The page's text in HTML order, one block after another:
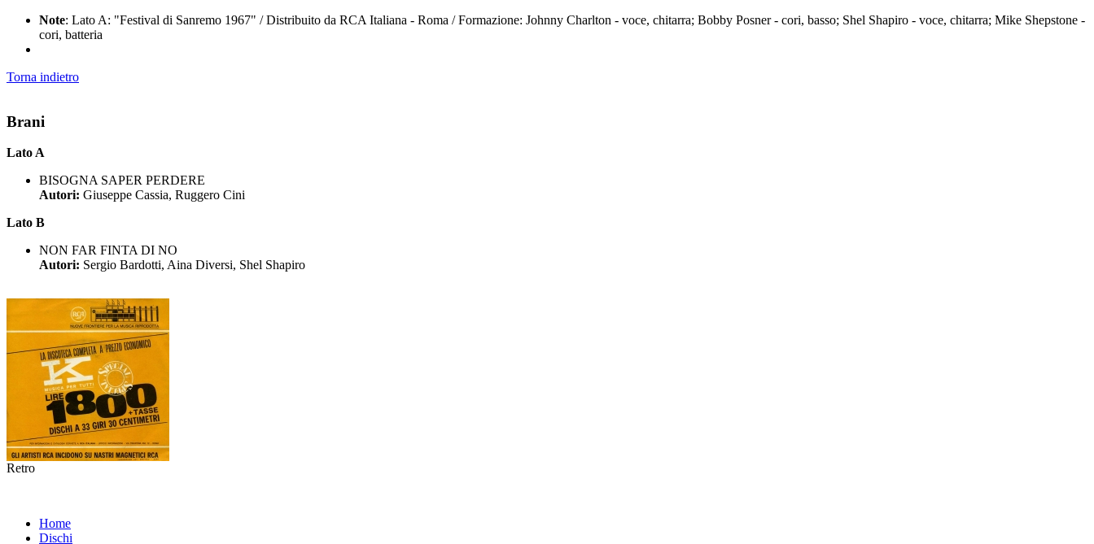
Note: Lato A: "Festival di Sanremo 1967" / Distribuito da RCA Italiana - Roma / Formazione: Johnny Charlton - voce, chitarra; Bobby Posner - cori, basso; Shel Shapiro - voce, chitarra; Mike Shepstone -
cori, batteria
Torna indietro
Brani
Lato A
BISOGNA SAPER PERDERE
Autori: Giuseppe Cassia, Ruggero Cini
Lato B
NON FAR FINTA DI NO
Autori: Sergio Bardotti, Aina Diversi, Shel Shapiro
Retro
Home
Dischi